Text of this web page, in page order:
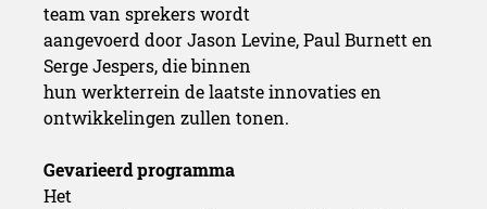
team van sprekers wordt
aangevoerd door Jason Levine, Paul Burnett en
Serge Jespers, die binnen
hun werkterrein de laatste innovaties en
ontwikkelingen zullen tonen.
Gevarieerd programma
Het